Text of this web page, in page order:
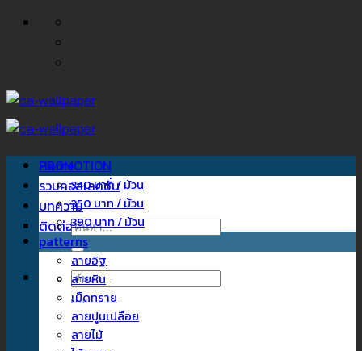
ข้าม
Home
รวมคอลเลคชั่น
บทความ
ติดต่อเรา
ค้นหา:
ค้นหา:
PROMOTION
340 บาท / ม้วน
350 บาท / ม้วน
390 บาท / ม้วน
patterns
ลายอิฐ
ลายหิน
เม็ดทราย
ลายปูนเปลือย
ลายไม้